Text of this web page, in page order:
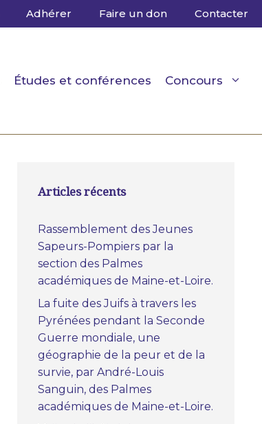
Adhérer Faire un don Contacter
Études et conférences Concours
Articles récents
Rassemblement des Jeunes
Sapeurs-Pompiers par la
section des Palmes
académiques de Maine-et-Loire.
La fuite des Juifs à travers les
Pyrénées pendant la Seconde
Guerre mondiale, une
géographie de la peur et de la
survie, par André-Louis
Sanguin, des Palmes
académiques de Maine-et-Loire.